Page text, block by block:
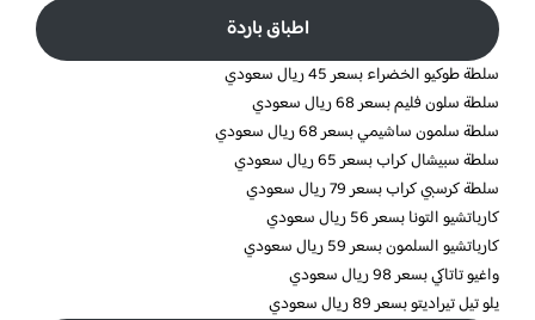
اطباق باردة
سلطة طوكيو الخضراء بسعر 45 ريال سعودي
سلطة سلون فليم بسعر 68 ريال سعودي
سلطة سلمون ساشيمي بسعر 68 ريال سعودي
سلطة سبيشال كراب بسعر 65 ريال سعودي
سلطة كرسبي كراب بسعر 79 ريال سعودي
كارباتشيو التونا بسعر 56 ريال سعودي
كارباتشيو السلمون بسعر 59 ريال سعودي
واغيو تاتاكي بسعر 98 ريال سعودي
يلو تيل تيراديتو بسعر 89 ريال سعودي